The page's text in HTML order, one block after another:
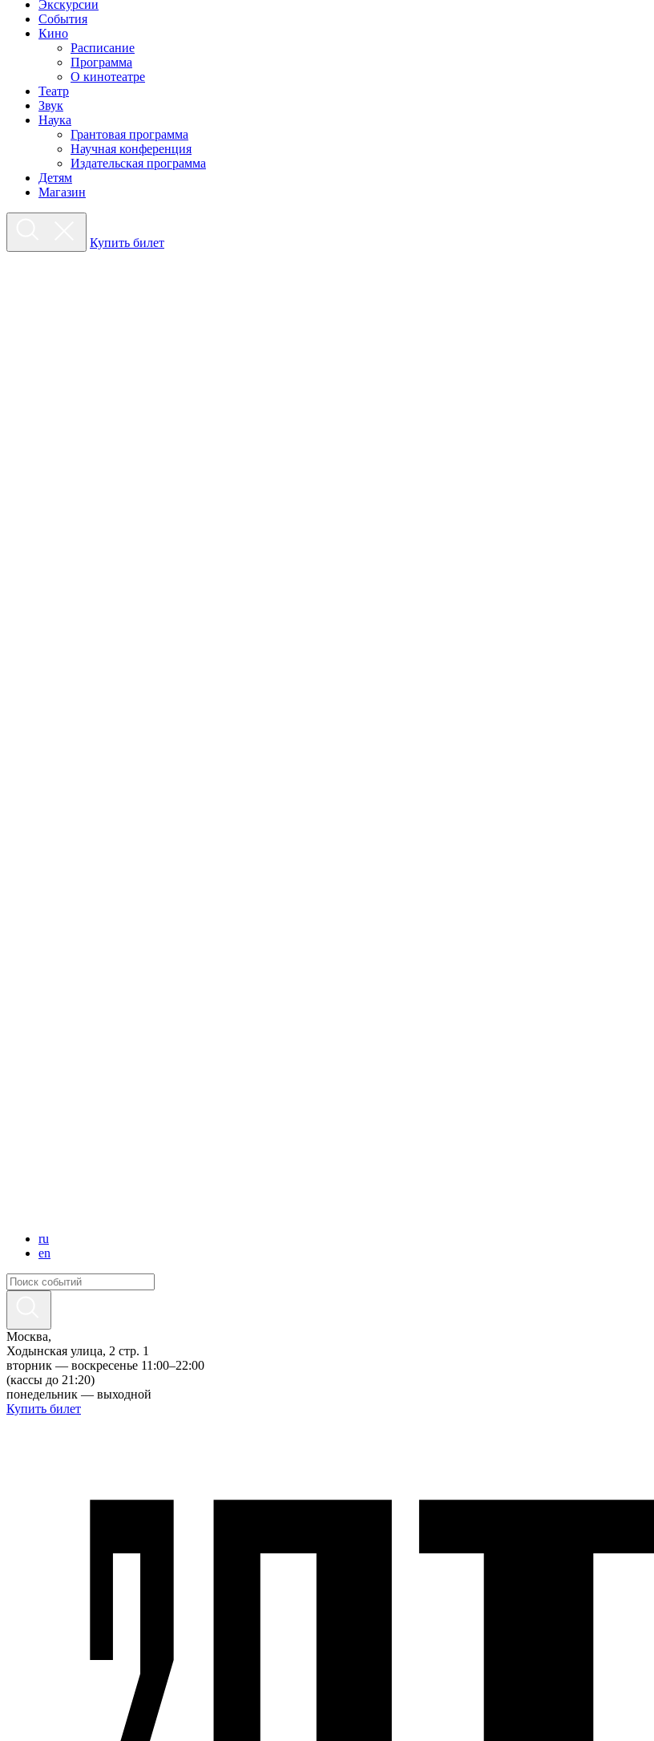
Экскурсии
События
Кино
Расписание
Программа
О кинотеатре
Театр
Звук
Наука
Грантовая программа
Научная конференция
Издательская программа
Детям
Магазин
Купить билет
ru
en
Москва,
Ходынская улица, 2 стр. 1
вторник — воскресенье 11:00–22:00
(кассы до 21:20)
понедельник — выходной
Купить билет